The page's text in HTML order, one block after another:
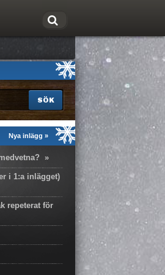
Nya inlägg »
»
i 1:a inlägget)
repeterat för